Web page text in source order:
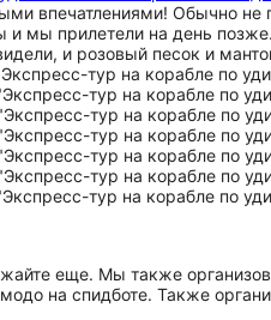
впечатлениями! Обычно
и мы прилетели на день
и розовый песок и
еще. Мы также
на спидботе. Также